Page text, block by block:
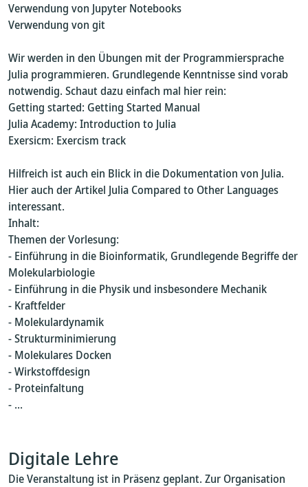
Verwendung von Jupyter Notebooks
Verwendung von git
Wir werden in den Übungen mit der Programmiersprache
Julia programmieren. Grundlegende Kenntnisse sind vorab
notwendig. Schaut dazu einfach mal hier rein:
Getting started: Getting Started Manual
Julia Academy: Introduction to Julia
Exersicm: Exercism track
Hilfreich ist auch ein Blick in die Dokumentation von Julia.
Hier auch der Artikel Julia Compared to Other Languages
interessant.
Inhalt:
Themen der Vorlesung:
- Einführung in die Bioinformatik, Grundlegende Begriffe der
Molekularbiologie
- Einführung in die Physik und insbesondere Mechanik
- Kraftfelder
- Molekulardynamik
- Strukturminimierung
- Molekulares Docken
- Wirkstoffdesign
- Proteinfaltung
- ...
Digitale Lehre
Die Veranstaltung ist in Präsenz geplant. Zur Organisation